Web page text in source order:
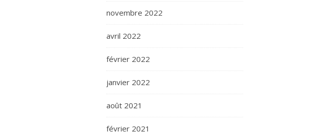
novembre 2022
avril 2022
février 2022
janvier 2022
août 2021
février 2021